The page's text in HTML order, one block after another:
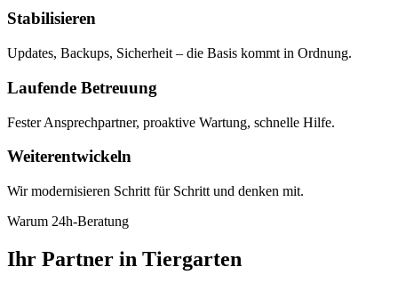
Stabilisieren
Updates, Backups, Sicherheit – die Basis kommt in Ordnung.
Laufende Betreuung
Fester Ansprechpartner, proaktive Wartung, schnelle Hilfe.
Weiterentwickeln
Wir modernisieren Schritt für Schritt und denken mit.
Warum 24h-Beratung
Ihr Partner in Tiergarten